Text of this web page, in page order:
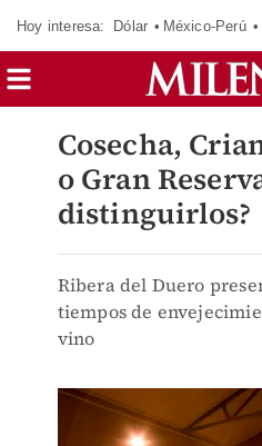
Hoy interesa: Dólar México-Perú
Cosecha,
o Gran
distinguirlos?
Ribera del Duero
tiempos de
vino